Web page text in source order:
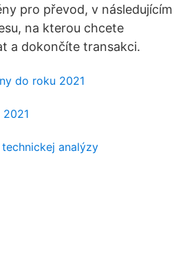
pro převod, v následujícím
na kterou chcete
a dokončíte transakci.
do roku 2021
analýzy